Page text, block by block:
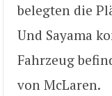
belegten die
Und Sayama
Fahrzeug
von McLaren.